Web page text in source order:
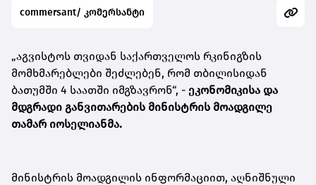
commersant/ კომერსანტი
„აგვისტოს თვიდან საქართველოს რკინიგზის
მომხმარებლები შეძლებენ, რომ თბილისიდან
ბათუმში 4 საათში იმგზავრონ“, - ეკონომიკისა და
მდგრადი განვითარების მინისტრის მოადგილე
თამარ იოსელიანმა.
მინისტრის მოადგილის ინფორმაციით, აღნიშნული